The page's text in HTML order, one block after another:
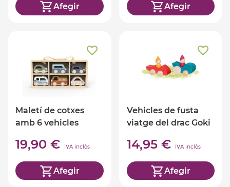
Afegir Afegir
Maletí de cotxes
amb 6 vehicles
19,90 € IVA inclòs
Afegir
Vehicles de fusta
viatge del drac Goki
14,95 € IVA inclòs
Afegir